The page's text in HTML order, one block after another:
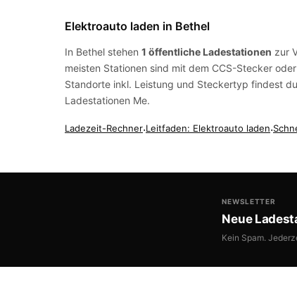
Elektroauto laden in Bethel
In Bethel stehen 1 öffentliche Ladestationen zur
meisten Stationen sind mit dem CCS-Stecker oder
Standorte inkl. Leistung und Steckertyp findest
Ladestationen Me.
Ladezeit-Rechner·Leitfaden: Elektroauto laden·
NEWSLETTER
Neue
Kein Spam.